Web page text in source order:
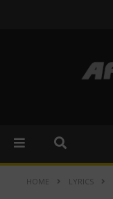
HOME LYRICS